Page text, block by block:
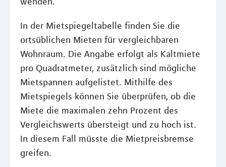
In der Mietspiegeltabelle finden Sie die
ortsüblichen Mieten für vergleichbaren
Wohnraum. Die Angabe erfolgt als Kaltmiete
pro Quadratmeter, zusätzlich sind mögliche
Mietspannen aufgelistet. Mithilfe des
Mietspiegels können Sie überprüfen, ob die
Miete die maximalen zehn Prozent des
Vergleichswerts übersteigt und zu hoch ist.
In diesem Fall müsste die Mietpreisbremse
greifen.